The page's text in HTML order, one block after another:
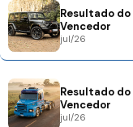
Resultado
Vencedor
jul/26
Resultado do
Vencedor
jul/26